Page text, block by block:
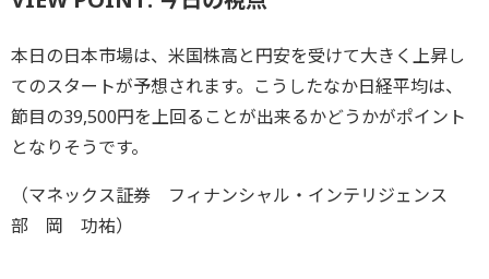
本日の日本市場は、米国株高と円安を受けて大きく上昇し
てのスタートが予想されます。こうしたなか日経平均は、
節目の39,500円を上回ることが出来るかどうかがポイント
となりそうです。
（マネックス証券 フィナンシャル・インテリジェンス
部 岡 功祐）